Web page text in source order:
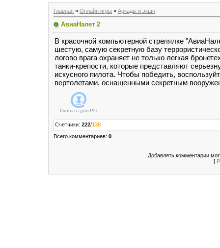
Главная » Онлайн игры » Аркады и экшн
АвиаНалет 2
В красочной компьютерной стрелялке
шестую, самую секретную базу
логово врага охраняет не только легкая
танки-крепости, которые представляют
искусного пилота. Чтобы победить,
вертолетами, оснащенными секретным
Скачать для PC
Счетчики: 222/138
Всего комментариев: 0
Добавлять комментарии
[